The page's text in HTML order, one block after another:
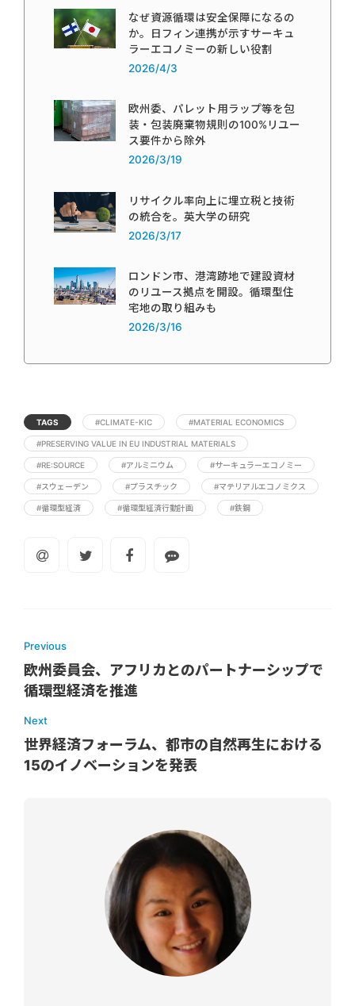
なぜ資源循環は安全保障になるの
か。日フィン連携が示すサーキュ
ラーエコノミーの新しい役割
2026/4/3
欧州委、パレット用ラップ等を包
装・包装廃棄物規則の100%リユー
ス要件から除外
2026/3/19
リサイクル率向上に埋立税と技術
の統合を。英大学の研究
2026/3/17
ロンドン市、港湾跡地で建設資材
のリユース拠点を開設。循環型住
宅地の取り組みも
2026/3/16
TAGS #CLIMATE-KIC #MATERIAL ECONOMICS
#PRESERVING VALUE IN EU INDUSTRIAL MATERIALS
#RE:SOURCE #アルミニウム #サーキュラーエコノミー
#スウェーデン #プラスチック #マテリアルエコノミクス
#循環型経済 #循環型経済行動計画 #鉄鋼
Previous
欧州委員会、アフリカとのパートナーシップで
循環型経済を推進
Next
世界経済フォーラム、都市の自然再生における
15のイノベーションを発表